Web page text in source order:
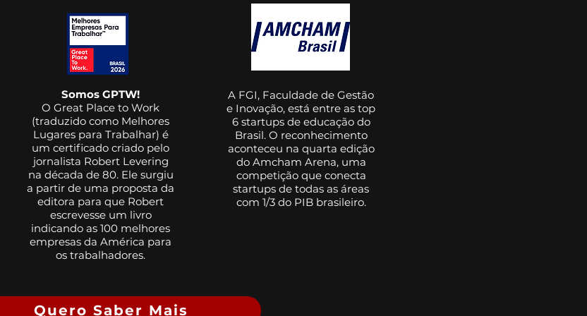
Somos GPTW!
O Great Place to Work
(traduzido como Melhores
Lugares para Trabalhar) é
um certificado criado pelo
jornalista Robert Levering
na década de 80. Ele surgiu
a partir de uma proposta da
editora para que Robert
escrevesse um livro
indicando as 100 melhores
empresas da América para
os trabalhadores.
A FGI, Faculdade de Gestão
e Inovação, está entre as top
6 startups de educação do
Brasil. O reconhecimento
aconteceu na quarta edição
do Amcham Arena, uma
competição que conecta
startups de todas as áreas
com 1/3 do PIB brasileiro.
Quero Saber Mais